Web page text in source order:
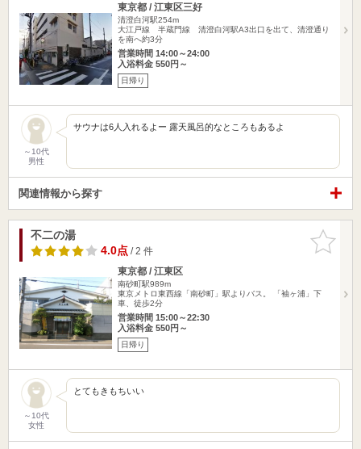
東京都 / 江東区三好
清澄白河駅254m
大江戸線 半蔵門線 清澄白河駅A3出口を出て、清澄通り
を南へ約3分
営業時間 14:00～24:00
入浴料金 550円～
日帰り
～10代
男性
サウナは6人入れるよー 露天風呂的なところもあるよ
関連情報から探す
お気に入
りに追加
不二の湯
4.0点/ 2 件
東京都 / 江東区
南砂町駅989m
東京メトロ東西線「南砂町」駅よりバス。 「袖ヶ浦」下
車、徒歩2分
営業時間 15:00～22:30
入浴料金 550円～
日帰り
～10代
女性
とてもきもちいい